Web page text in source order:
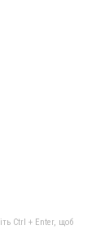
Ctrl + Enter, щоб